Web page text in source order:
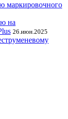
маркировочного
на
26.июн.2025